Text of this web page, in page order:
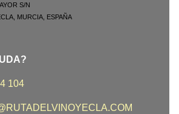
S/N
MURCIA ESPAÑA
104